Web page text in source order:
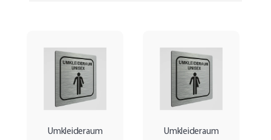
Umkleideraum
Umkleideraum